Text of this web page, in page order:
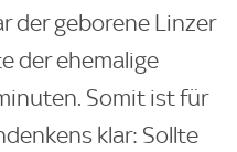
der geborene Linzer
der ehemalige
Somit ist für
klar: Sollte